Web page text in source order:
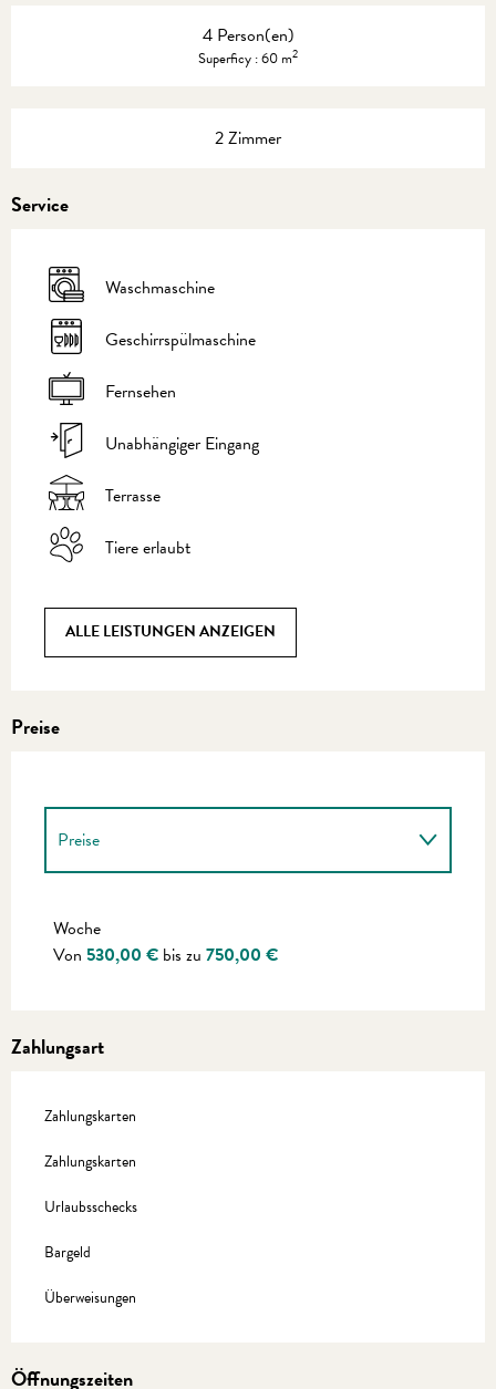
4 Person(en)
Superficy : 60 m2
2 Zimmer
Service
Waschmaschine
Geschirrspülmaschine
Fernsehen
Unabhängiger Eingang
Terrasse
Tiere erlaubt
ALLE LEISTUNGEN ANZEIGEN
Preise
Preise
Woche
Von 530,00 € bis zu 750,00 €
Zahlungsart
Zahlungskarten
Zahlungskarten
Urlaubsschecks
Bargeld
Überweisungen
Öffnungszeiten